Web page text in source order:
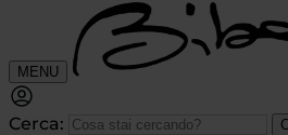
MENU
Cerca: